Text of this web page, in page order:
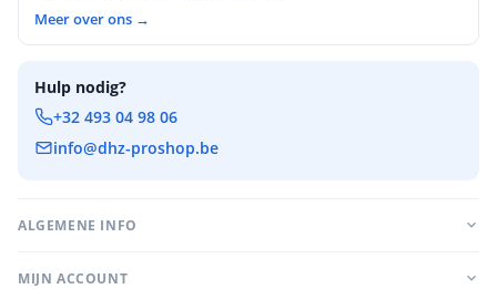
Meer over ons →
Hulp nodig?
+32 493 04 98 06
info@dhz-proshop.be
ALGEMENE INFO
MIJN ACCOUNT